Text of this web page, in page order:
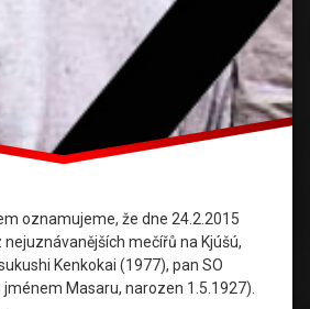
oznamujeme, že dne 24.2.2015
mečířů na Kjúšú,
Kenkokai (1977), pan SO
Masaru, narozen 1.5.1927).